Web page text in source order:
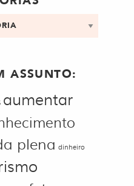
ASSUNTO:
aumentar
plena dinheiro